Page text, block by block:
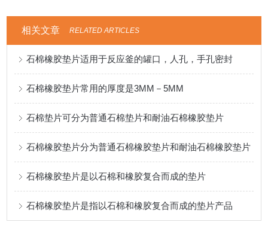
相关文章 RELATED ARTICLES
石棉橡胶垫片适用于反应釜的罐口，人孔，手孔密封
石棉橡胶垫片常用的厚度是3MM－5MM
石棉垫片可分为普通石棉垫片和耐油石棉橡胶垫片
石棉橡胶垫片分为普通石棉橡胶垫片和耐油石棉橡胶垫片
石棉橡胶垫片是以石棉和橡胶复合而成的垫片
石棉橡胶垫片是指以石棉和橡胶复合而成的垫片产品